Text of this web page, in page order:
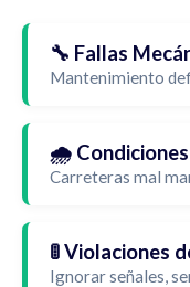
🔧 Fallas
Mantenimiento
🌧️
Carreteras mal
🚦 Violaciones
Ignorar señales,